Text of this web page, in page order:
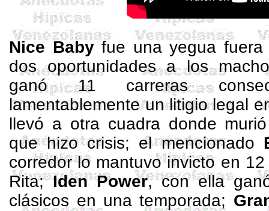
Nice Babyfue una yegua fuera
dos oportunidades a los
ganó 11 carreras
lamentablemente un litigio legal
llevó a otra cuadra donde
que hizo crisis; el mencionado
corredor lo mantuvo invicto en
Rita;Iden Power, con ella
clásicos en una temporada;